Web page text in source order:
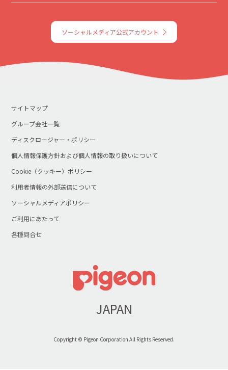
ソーシャルメディア公式アカウント
サイトマップ
グループ会社一覧
ディスクロージャー・ポリシー
個人情報保護方針および個人情報の取り扱いについて
Cookie（クッキー）ポリシー
利用者情報の外部送信について
ソーシャルメディアポリシー
ご利用にあたって
各種問合せ
JAPAN
Copyright © Pigeon Corporation All Rights Reserved.